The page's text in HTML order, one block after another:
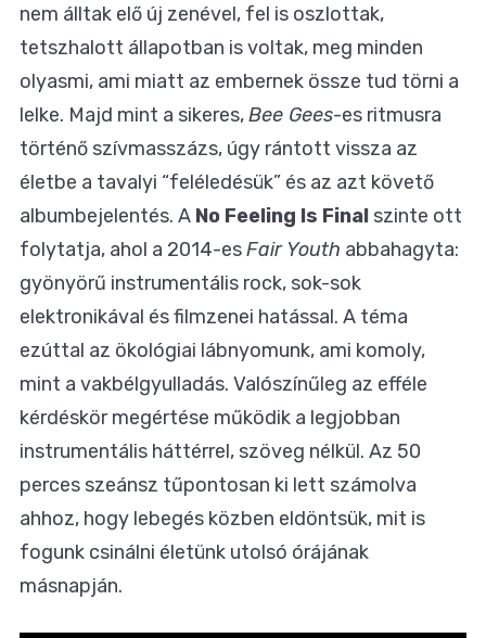
nem álltak elő új zenével, fel is oszlottak,
tetszhalott állapotban is voltak, meg minden
olyasmi, ami miatt az embernek össze tud törni a
lelke. Majd mint a sikeres,Bee Gees-es ritmusra
történő szívmasszázs, úgy rántott vissza az
életbe a tavalyi “feléledésük” és az azt követő
albumbejelentés. A No Feeling Is Final szinte ott
folytatja, ahol a 2014-esFair Youth abbahagyta:
gyönyörű instrumentális rock, sok-sok
elektronikával és filmzenei hatással. A téma
ezúttal az ökológiai lábnyomunk, ami komoly,
mint a vakbélgyulladás. Valószínűleg az efféle
kérdéskör megértése működik a legjobban
instrumentális háttérrel, szöveg nélkül. Az 50
perces szeánsz tűpontosan ki lett számolva
ahhoz, hogy lebegés közben eldöntsük, mit is
fogunk csinálni életünk utolsó órájának
másnapján.